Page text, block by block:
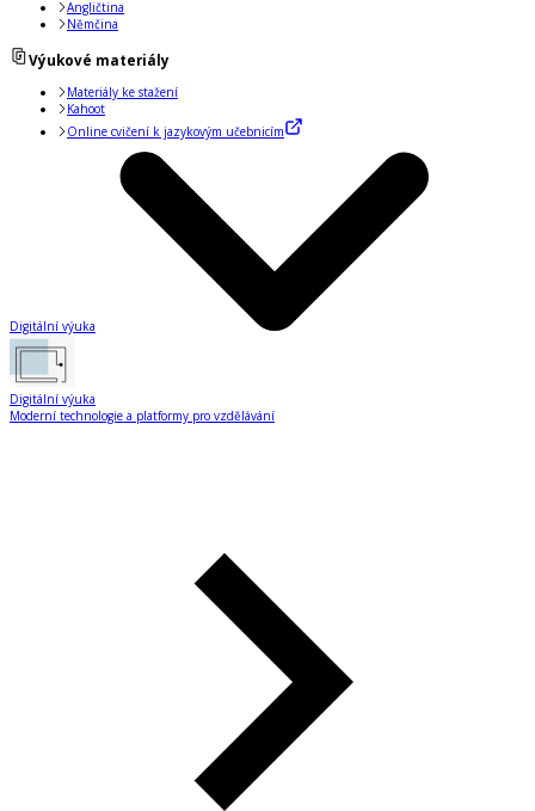
Angličtina
Němčina
Výukové materiály
Materiály ke stažení
Kahoot
Online cvičení k jazykovým učebnicím
Digitální výuka
Digitální výuka
Moderní technologie a platformy pro vzdělávání